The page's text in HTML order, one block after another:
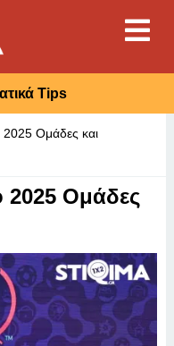
Tips
2025 Ομάδες και
2025 Ομάδες